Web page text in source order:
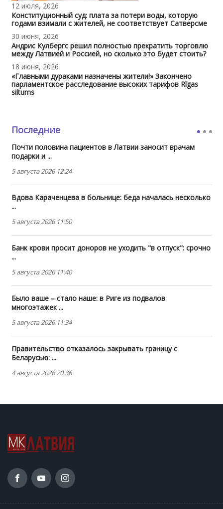
12 июля, 2026
Конституционный суд: плата за потери воды, которую
годами взимали с жителей, не соответствует Сатверсме
30 июня, 2026
Андрис Кулбергс решил полностью прекратить торговлю
между Латвией и Россией, но сколько это будет стоить?
18 июня, 2026
«Главными дураками назначены жители!» Закончено
парламентское расследование высоких тарифов Rīgas
siltums
Последние
Почти половина пациентов в Латвии заносит врачам
подарки и ...
5 августа 2026 12:24
Вдова Караченцева в больнице: беда началась несколько
...
5 августа 2026 11:50
Банк крови просит доноров не уходить "в отпуск": срочно
...
5 августа 2026 11:40
Было ваше – стало наше: в Риге из подвалов
многоэтажек ...
5 августа 2026 11:34
Правительство отказалось закрывать границу с
Беларусью: ...
4 августа 2026 20:36